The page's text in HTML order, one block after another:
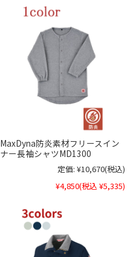
MaxDyna防炎素材フリースイン
ナー長袖シャツMD1300
定価: ¥10,670(税込)
¥4,850(税込 ¥5,335)